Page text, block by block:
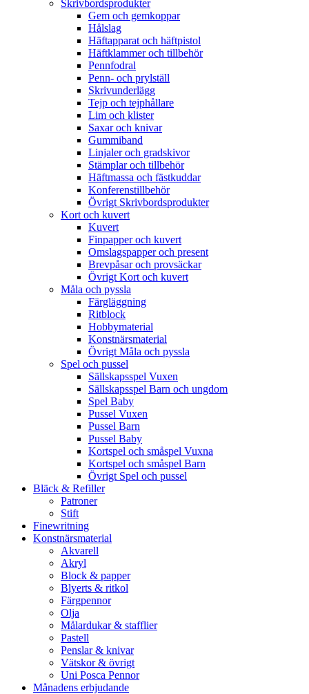
Skrivbordsprodukter
Gem och gemkoppar
Hålslag
Häftapparat och häftpistol
Häftklammer och tillbehör
Pennfodral
Penn- och prylställ
Skrivunderlägg
Tejp och tejphållare
Lim och klister
Saxar och knivar
Gummiband
Linjaler och gradskivor
Stämplar och tillbehör
Häftmassa och fästkuddar
Konferenstillbehör
Övrigt Skrivbordsprodukter
Kort och kuvert
Kuvert
Finpapper och kuvert
Omslagspapper och present
Brevpåsar och provsäckar
Övrigt Kort och kuvert
Måla och pyssla
Färgläggning
Ritblock
Hobbymaterial
Konstnärsmaterial
Övrigt Måla och pyssla
Spel och pussel
Sällskapsspel Vuxen
Sällskapsspel Barn och ungdom
Spel Baby
Pussel Vuxen
Pussel Barn
Pussel Baby
Kortspel och småspel Vuxna
Kortspel och småspel Barn
Övrigt Spel och pussel
Bläck & Refiller
Patroner
Stift
Finewritning
Konstnärsmaterial
Akvarell
Akryl
Block & papper
Blyerts & ritkol
Färgpennor
Olja
Målardukar & stafflier
Pastell
Penslar & knivar
Vätskor & övrigt
Uni Posca Pennor
Månadens erbjudande